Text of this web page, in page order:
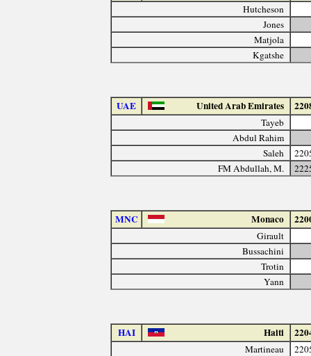
Hutcheson
Jones
Matjola
Kgatshe
UAE United Arab Emirates
Tayeb
Abdul Rahim
Saleh
FM Abdullah, M.
MNC Monaco
Girault
Bussachini
Trotin
Yann
HAI Haiti
Martineau